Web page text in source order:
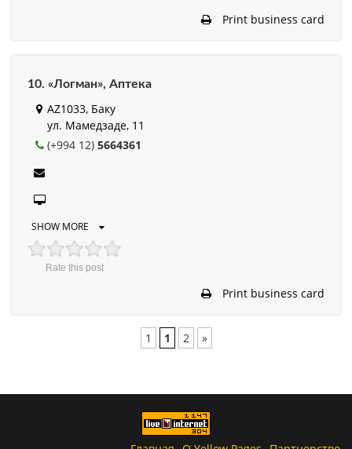
Print business card
10. «Логман», Аптека
AZ1033, Баку
ул. Мамедзаде, 11
(+994 12) 5664361
SHOW MORE
Rate this post
Print business card
1 1 2 »